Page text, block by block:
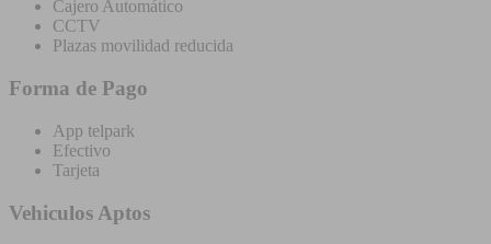
Cajero Automático
CCTV
Plazas movilidad reducida
Forma de Pago
App telpark
Efectivo
Tarjeta
Vehiculos Aptos